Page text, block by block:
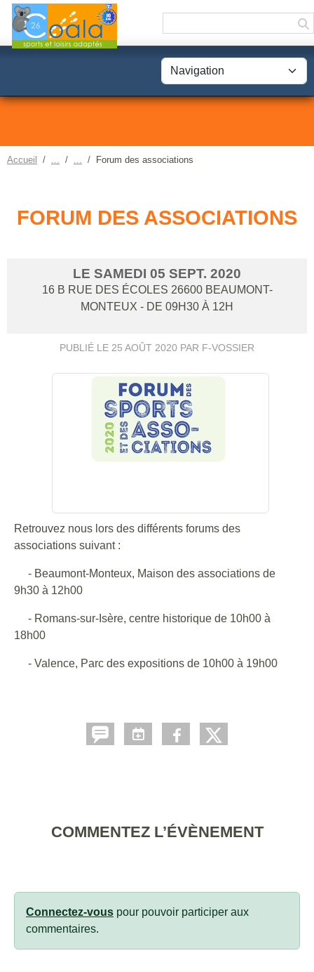
Accueil Forum des associations
FORUM DES ASSOCIATIONS
LE SAMEDI 05 SEPT. 2020
16 B RUE DES ÉCOLES 26600 BEAUMONT-
MONTEUX - DE 09H30 À 12H
PUBLIÉ LE 25 AOÛT 2020 PAR F-VOSSIER
Retrouvez nous lors des différents forums des
associations suivant :
- Beaumont-Monteux, Maison des associations de
9h30 à 12h00
- Romans-sur-Isère, centre historique de 10h00 à
18h00
- Valence, Parc des expositions de 10h00 à 19h00
COMMENTEZ L’ÉVÈNEMENT
Connectez-vous pour pouvoir participer aux
commentaires.
Panneau de gestion des cookies